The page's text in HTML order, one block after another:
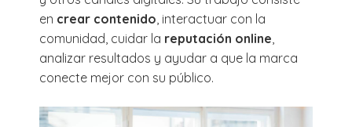
en crear contenido , interactuar con la
comunidad, cuidar la reputación online
analizar resultados y ayudar a que la marca
conecte mejor con su público.